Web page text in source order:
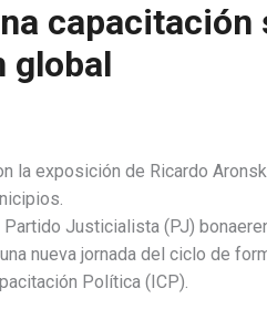
capacitación
global
la exposición de Ricardo
Justicialista (PJ)
nueva jornada del ciclo de
Política (ICP).